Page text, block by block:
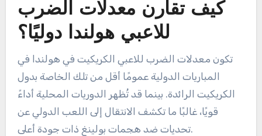
كيف تقارن معدلات الضرب
للاعبي هولندا دوليًا؟
تكون معدلات الضرب للاعبي الكريكيت في هولندا في
المباريات الدولية عمومًا أقل من تلك الخاصة بدول
الكريكيت الرائدة. بينما قد تُظهر الدوريات المحلية أداءً
قويًا، غالبًا ما تكشف الانتقال إلى اللعب الدولي عن
تحديات ضد هجمات بولينغ ذات جودة أعلى.